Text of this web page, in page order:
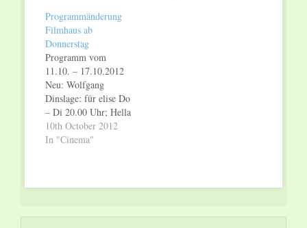
Andreas Nickel:
Messner Do 19.00, Sa
17.15 Uhr; Wir
verlängern: violeta
parra (OmU) Fr - Mo
19.30, Mi 19.30 Uhr;
…
Programmänderung
Filmhaus ab
Donnerstag
Programm vom
11.10. – 17.10.2012
Neu: Wolfgang
Dinslage: für elise Do
– Di 20.00 Uhr; Hella
Wenders: Berg fidel
Do – Sa 20.30, So –
10th October 2012
In "Cinema"